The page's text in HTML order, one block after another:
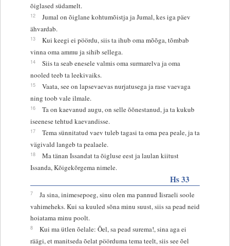
õiglased südamelt.
12
Jumal on õiglane kohtumõistja ja Jumal, kes iga päev
ähvardab.
13
Kui keegi ei pöördu, siis ta ihub oma mõõga, tõmbab
vinna oma ammu ja sihib sellega.
14
Siis ta seab enesele valmis oma surmarelva ja oma
nooled teeb ta leekivaiks.
15
Vaata, see on lapsevaevas nurjatusega ja rase vaevaga
ning toob vale ilmale.
16
Ta on kaevanud augu, on selle õõnestanud, ja ta kukub
iseenese tehtud kaevandisse.
17
Tema sünnitatud vaev tuleb tagasi ta oma pea peale, ja ta
vägivald langeb ta pealaele.
18
Ma tänan Issandat ta õigluse eest ja laulan kiitust
Issanda, Kõigekõrgema nimele.
Hs 33
7
Ja sina, inimesepoeg, sinu olen ma pannud Iisraeli soole
vahimeheks. Kui sa kuuled sõna minu suust, siis sa pead neid
hoiatama minu poolt.
8
Kui ma ütlen õelale: Õel, sa pead surema!, sina aga ei
räägi, et manitseda õelat pöörduma tema teelt, siis see õel